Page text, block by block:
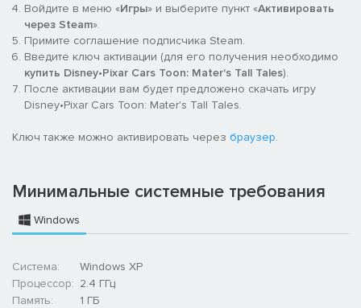
Войдите в меню «Игры» и выберите пункт «Активировать
через Steam».
Примите соглашение подписчика Steam.
Введите ключ активации (для его получения необходимо
купить Disney•Pixar Cars Toon: Mater's Tall Tales).
После активации вам будет предложено скачать игру
Disney•Pixar Cars Toon: Mater's Tall Tales.
Ключ также можно активировать через браузер.
Минимальные системные требования
Windows
Система:
Windows XP
Процессор: 2.4 ГГц
Память:
1 ГБ